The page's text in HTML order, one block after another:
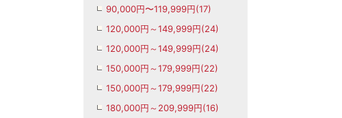
90,000円〜119,999円(17)
120,000円～149,999円(24)
120,000円～149,999円(24)
150,000円～179,999円(22)
150,000円～179,999円(22)
180,000円～209,999円(16)